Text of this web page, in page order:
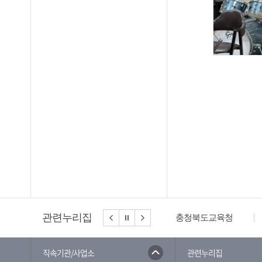
관련누리집 충청북도교육청
직속기관/사업소 관련누리집